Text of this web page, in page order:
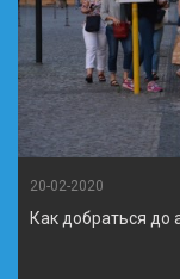
20-02-2020
Как добраться до